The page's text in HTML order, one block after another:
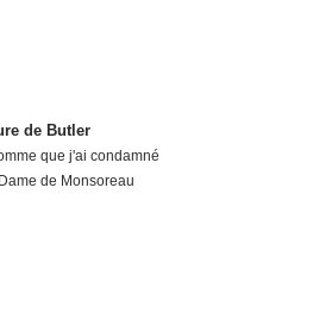
de Butler
que j'ai condamné
de Monsoreau